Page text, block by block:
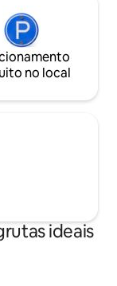
no local
ideais